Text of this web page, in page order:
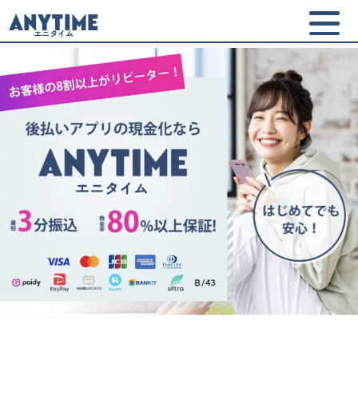
ANYTIME
エニタイム